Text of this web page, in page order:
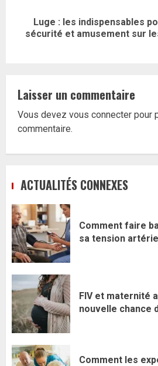
Article
suivant:
Luge : les indispensables
sécurité et amusement sur
Laisser un commentaire
Vous devez vous connecter pour
commentaire.
ACTUALITÉS CONNEXES
Comment faire
sa tension
FIV et maternité
nouvelle chance
Comment les